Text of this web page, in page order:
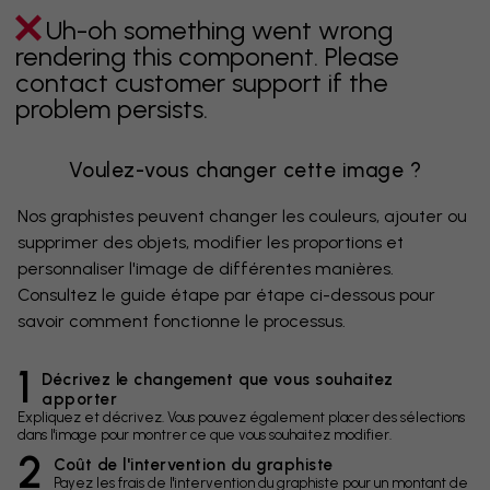
Uh-oh something went wrong
rendering this component. Please
contact customer support if the
problem persists.
Voulez-vous changer cette image ?
Nos graphistes peuvent changer les couleurs, ajouter ou
supprimer des objets, modifier les proportions et
personnaliser l'image de différentes manières.
Consultez le guide étape par étape ci-dessous pour
savoir comment fonctionne le processus.
1
Décrivez le changement que vous souhaitez
apporter
Expliquez et décrivez. Vous pouvez également placer des sélections
dans l'image pour montrer ce que vous souhaitez modifier.
2 Coût de l'intervention du graphiste
Payez les frais de l'intervention du graphiste pour un montant de